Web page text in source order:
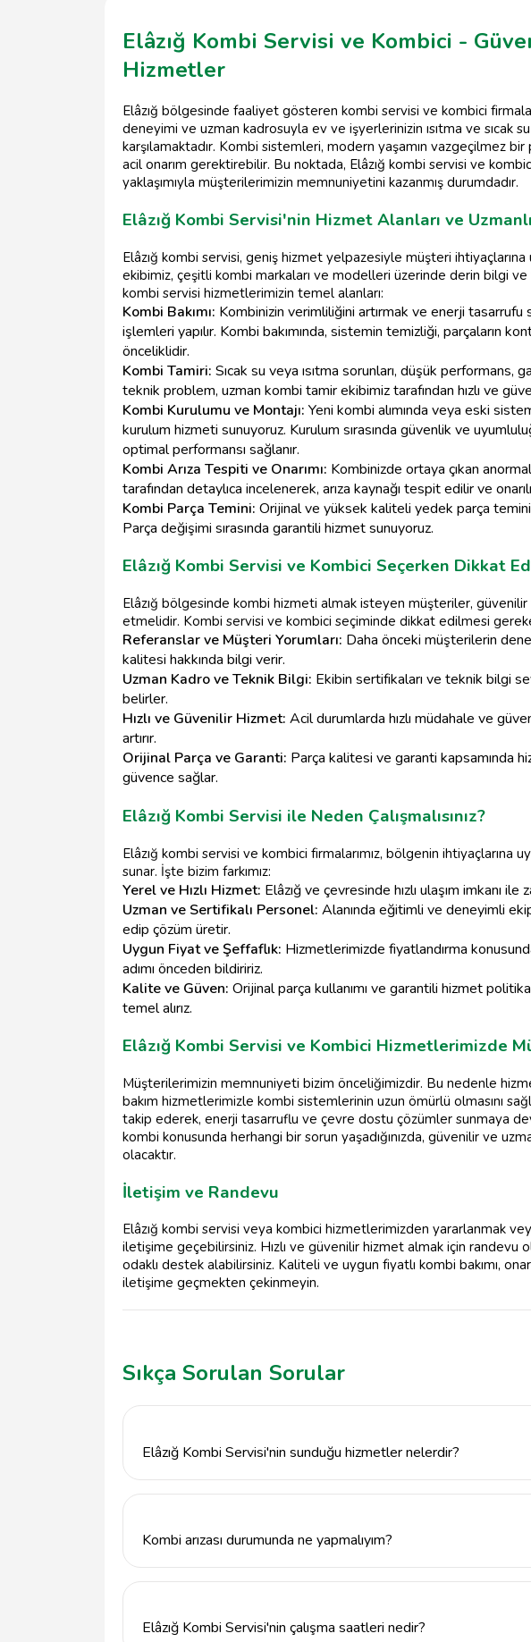
Elâzığ Kombi Servisi ve Kombici -
Hizmetler
Elâzığ bölgesinde faaliyet gösteren kombi servisi ve kombici
deneyimi ve uzman kadrosuyla ev ve işyerlerinizin ısıtma ve sıcak
karşılamaktadır. Kombi sistemleri, modern yaşamın vazgeçilmez bir
acil onarım gerektirebilir. Bu noktada, Elâzığ kombi servisi ve
yaklaşımıyla müşterilerimizin memnuniyetini kazanmış durumdadır.
Elâzığ Kombi Servisi'nin Hizmet Alanları ve
Elâzığ kombi servisi, geniş hizmet yelpazesiyle müşteri
ekibimiz, çeşitli kombi markaları ve modelleri üzerinde derin bilgi
kombi servisi hizmetlerimizin temel alanları:
Kombi Bakımı: Kombinizin verimliliğini artırmak ve enerji tasarrufu
işlemleri yapılır. Kombi bakımında, sistemin temizliği, parçaların
önceliklidir.
Kombi Tamiri: Sıcak su veya ısıtma sorunları, düşük performans,
teknik problem, uzman kombi tamir ekibimiz tarafından hızlı ve
Kombi Kurulumu ve Montajı: Yeni kombi alımında veya eski
kurulum hizmeti sunuyoruz. Kurulum sırasında güvenlik ve
optimal performansı sağlanır.
Kombi Arıza Tespiti ve Onarımı: Kombinizde ortaya çıkan
tarafından detaylıca incelenerek, arıza kaynağı tespit edilir ve
Kombi Parça Temini: Orijinal ve yüksek kaliteli yedek parça
Parça değişimi sırasında garantili hizmet sunuyoruz.
Elâzığ Kombi Servisi ve Kombici Seçerken Dikkat
Elâzığ bölgesinde kombi hizmeti almak isteyen müşteriler,
etmelidir. Kombi servisi ve kombici seçiminde dikkat edilmesi
Referanslar ve Müşteri Yorumları: Daha önceki müşterilerin
kalitesi hakkında bilgi verir.
Uzman Kadro ve Teknik Bilgi: Ekibin sertifikaları ve teknik bilgi
belirler.
Hızlı ve Güvenilir Hizmet: Acil durumlarda hızlı müdahale ve
artırır.
Orijinal Parça ve Garanti: Parça kalitesi ve garanti kapsamında
güvence sağlar.
Elâzığ Kombi Servisi ile Neden Çalışmalısınız?
Elâzığ kombi servisi ve kombici firmalarımız, bölgenin ihtiyaçlarına
sunar. İşte bizim farkımız:
Yerel ve Hızlı Hizmet: Elâzığ ve çevresinde hızlı ulaşım imkanı ile
Uzman ve Sertifikalı Personel: Alanında eğitimli ve deneyimli
edip çözüm üretir.
Uygun Fiyat ve Şeffaflık: Hizmetlerimizde fiyatlandırma
adımı önceden bildiririz.
Kalite ve Güven: Orijinal parça kullanımı ve garantili hizmet
temel alırız.
Elâzığ Kombi Servisi ve Kombici Hizmetlerimizde
Müşterilerimizin memnuniyeti bizim önceliğimizdir. Bu nedenle
bakım hizmetlerimizle kombi sistemlerinin uzun ömürlü olmasını
takip ederek, enerji tasarruflu ve çevre dostu çözümler sunmaya
kombi konusunda herhangi bir sorun yaşadığınızda, güvenilir ve
olacaktır.
İletişim ve Randevu
Elâzığ kombi servisi veya kombici hizmetlerimizden yararlanmak
iletişime geçebilirsiniz. Hızlı ve güvenilir hizmet almak için randevu
odaklı destek alabilirsiniz. Kaliteli ve uygun fiyatlı kombi bakımı,
iletişime geçmekten çekinmeyin.
Sıkça Sorulan Sorular
Elâzığ Kombi Servisi'nin sunduğu hizmetler nelerdir?
Kombi arızası durumunda ne yapmalıyım?
Elâzığ Kombi Servisi'nin çalışma saatleri nedir?